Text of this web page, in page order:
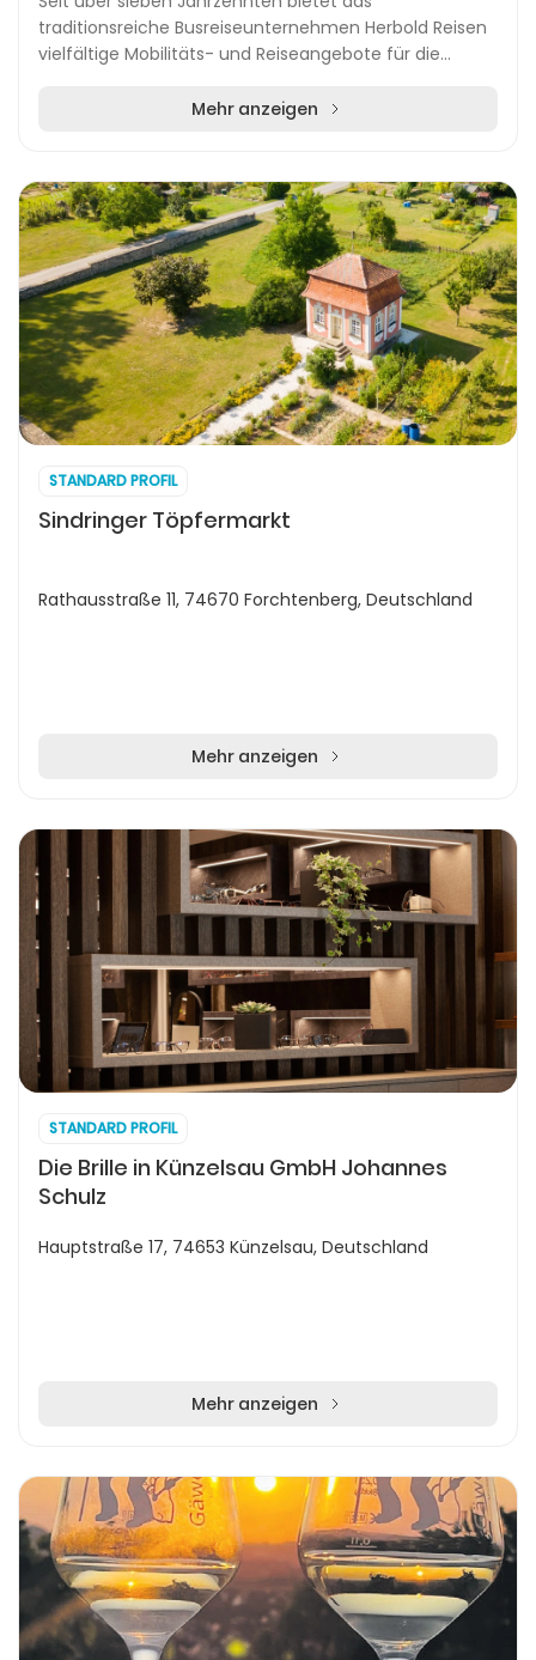
traditionsreiche Busreiseunternehmen Herbold Reisen
vielfältige Mobilitäts- und Reiseangebote für die
Mehr anzeigen
STANDARD PROFIL
Sindringer Töpfermarkt
Rathausstraße 11, 74670 Forchtenberg, Deutschland
Mehr anzeigen
STANDARD PROFIL
Die Brille in Künzelsau GmbH Johannes
Schulz
Hauptstraße 17, 74653 Künzelsau, Deutschland
Mehr anzeigen